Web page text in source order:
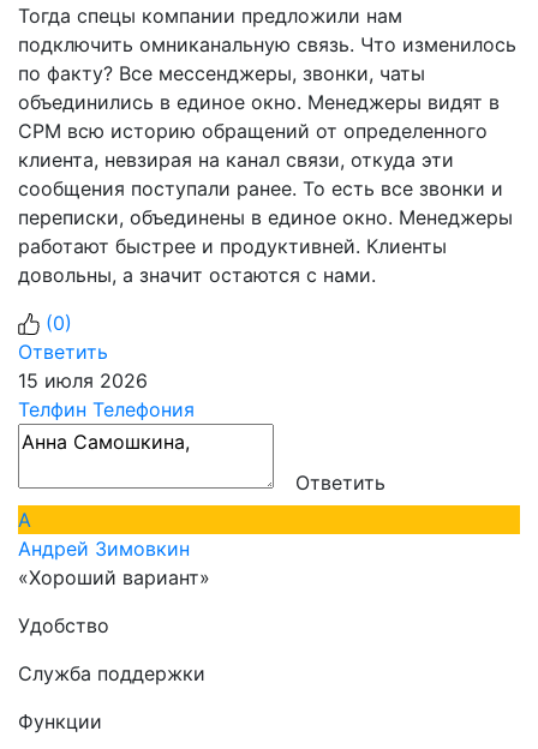
Тогда спецы компании предложили нам
подключить омниканальную связь. Что изменилось
по факту? Все мессенджеры, звонки, чаты
объединились в единое окно. Менеджеры видят в
СРМ всю историю обращений от определенного
клиента, невзирая на канал связи, откуда эти
сообщения поступали ранее. То есть все звонки и
переписки, объединены в единое окно. Менеджеры
работают быстрее и продуктивней. Клиенты
довольны, а значит остаются с нами.
(0)
Ответить
15 июля 2026
Телфин Телефония
Ответить
А
Андрей Зимовкин
«Хороший вариант»
Удобство
Служба поддержки
Функции